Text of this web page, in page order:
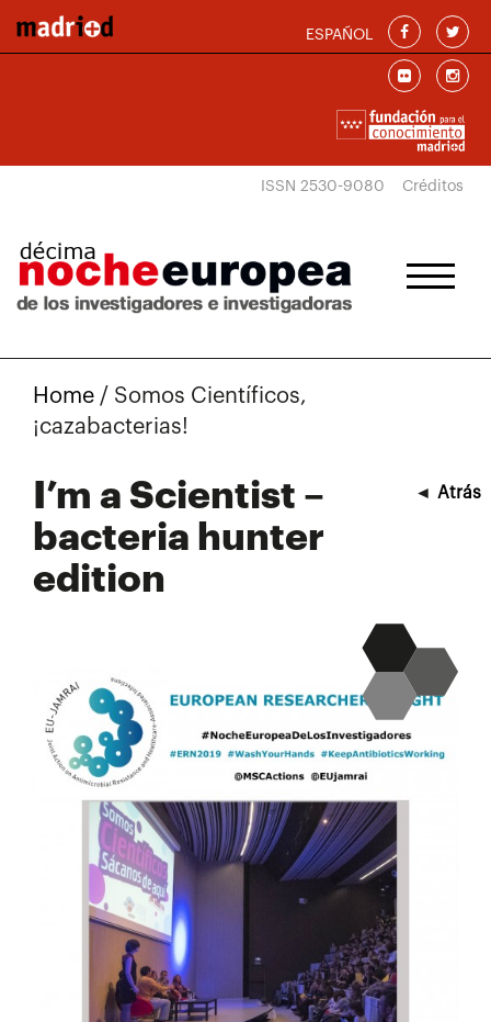
ESPAÑOL
ISSN 2530-9080 Créditos
Home / Somos Científicos,
¡cazabacterias!
I’m a Scientist –
bacteria hunter
edition
◄ Atrás